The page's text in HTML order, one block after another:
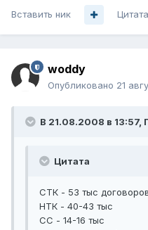
Вставить ник Цитата
woddy
Опубликовано 21
В 21.08.2008 в 13:57,
Цитата
СТК - 53 тыс
НТК - 40-43 тыс
СС - 14-16 тыс